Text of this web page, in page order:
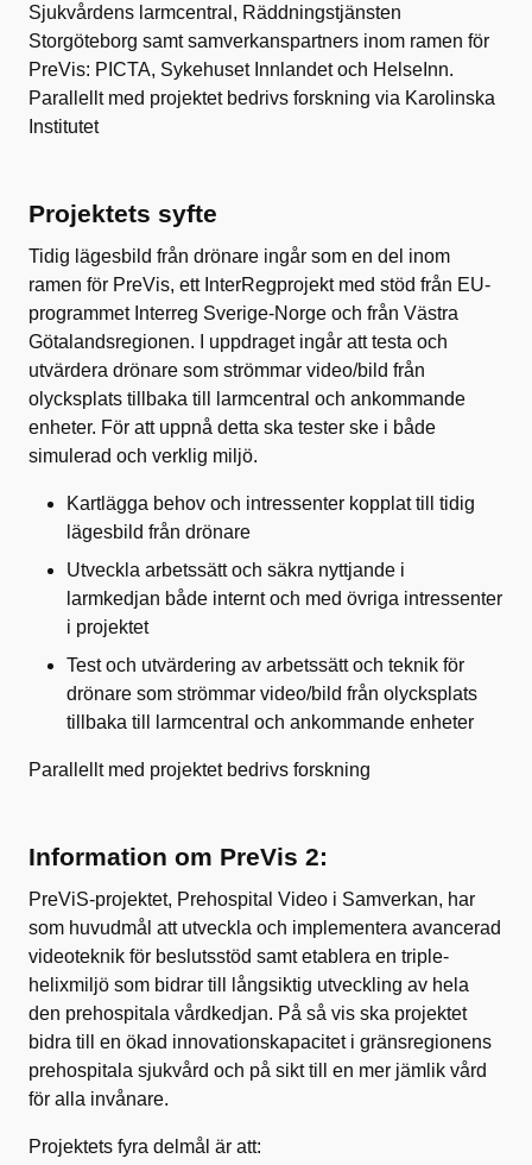
Sjukvårdens larmcentral, Räddningstjänsten
Storgöteborg samt samverkanspartners inom ramen för
PreVis: PICTA, Sykehuset Innlandetoch HelseInn.
Parallellt med projektet bedrivs forskning via Karolinska
Institutet
Projektets syfte
Tidig lägesbild från drönare ingår som en del inom
ramen för PreVis, ett InterRegprojektmed stöd från EU-
programmet Interreg Sverige-Norge och från Västra
Götalandsregionen. I uppdraget ingår att testa och
utvärdera drönare som strömmar video/bild från
olycksplats tillbaka till larmcentral och ankommande
enheter. För att uppnå detta ska tester ske i både
simulerad och verklig miljö.
Kartlägga behov och intressenter kopplat till tidig
lägesbild från drönare
Utveckla arbetssätt och säkra nyttjande i
larmkedjan både internt och med övriga intressenter
i projektet
Test och utvärdering av arbetssätt och teknik för
drönare som strömmar video/bild från olycksplats
tillbaka till larmcentral och ankommande enheter
Parallellt med projektet bedrivs forskning
Information om PreVis 2:
PreViS-projektet, Prehospital Video i Samverkan, har
som huvudmål att utveckla och implementera avancerad
videoteknik för beslutsstöd samt etablera en triple-
helixmiljö som bidrar till långsiktig utveckling av hela
den prehospitala vårdkedjan. På så vis ska projektet
bidra till en ökad innovationskapacitet i gränsregionens
prehospitala sjukvård och på sikt till en mer jämlik vård
för alla invånare.
Projektets fyra delmål är att: